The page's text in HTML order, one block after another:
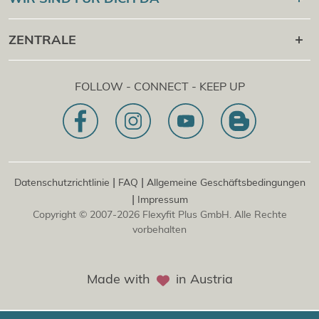
Flexyfit Massage Academy
Flexyfit®Beauty Academy
+43 1 997 27 38
[email protected]
Beratungs- & Onlineanfrage
Unser Leitbild
ZENTRALE
1030 | Österreich
Dietrichgasse 27 E.EG2
Zweigstelle | DE
Konrad-Zuse-Platz 8
FOLLOW - CONNECT - KEEP UP
Datenschutzrichtlinie | FAQ | Allgemeine Geschäftsbedingungen
| Impressum
Copyright © 2007-2026 Flexyfit Plus GmbH. Alle Rechte
vorbehalten
Made with in Austria